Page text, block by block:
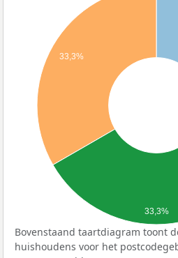
33,3%
33,3%
Bovenstaand taartdiagram toont
huishoudens voor het